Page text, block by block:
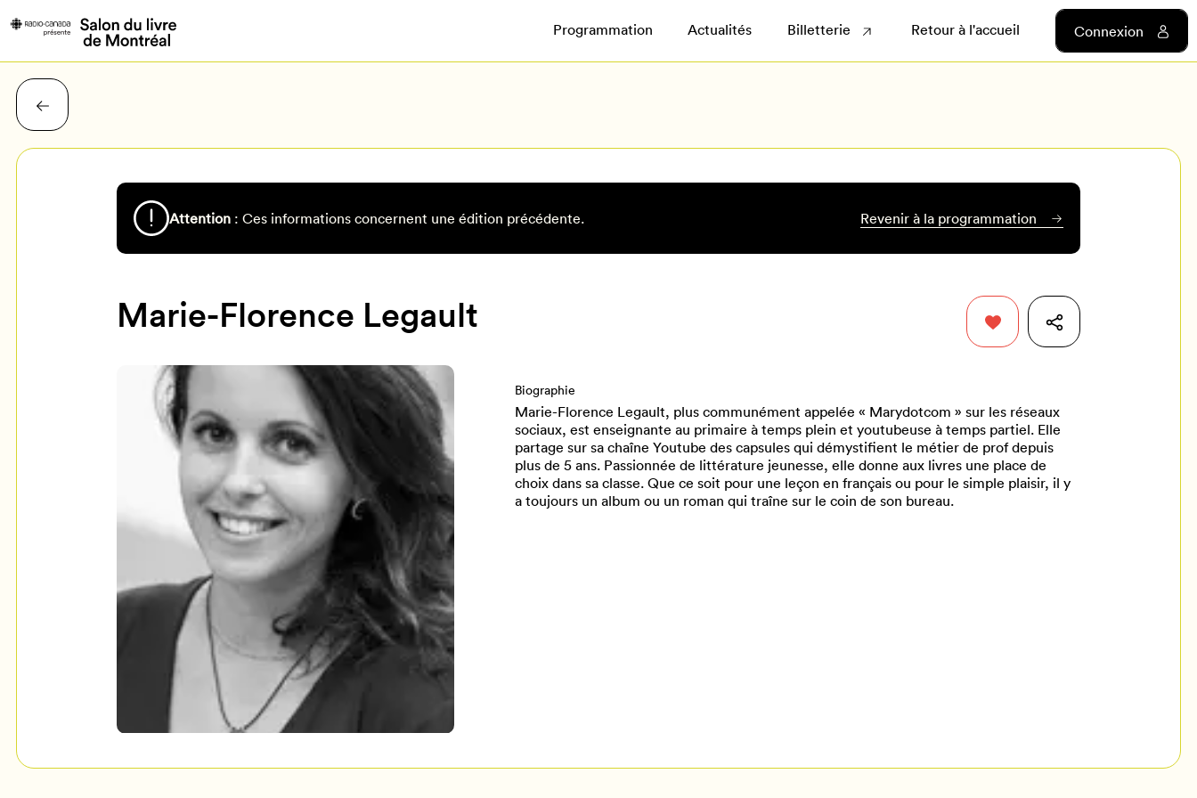
Programmation Actualités Billetterie Retour à l'accueil Connexion
Billetterie
Attention : Ces informations concernent une édition précédente. Revenir à la programmation
Marie-Florence Legault
Biographie
Marie-Florence Legault, plus communément appelée « Marydotcom » sur les réseaux
sociaux, est enseignante au primaire à temps plein et youtubeuse à temps partiel. Elle
partage sur sa chaîne Youtube des capsules qui démystifient le métier de prof depuis
plus de 5 ans. Passionnée de littérature jeunesse, elle donne aux livres une place de
choix dans sa classe. Que ce soit pour une leçon en français ou pour le simple plaisir, il y
a toujours un album ou un roman qui traîne sur le coin de son bureau.
Pour enregistrer vos favoris,
connectez-vous ou créez votre profil